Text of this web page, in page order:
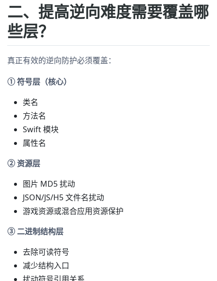
二、提高逆向难度需要覆盖哪
些层？
真正有效的逆向防护必须覆盖：
① 符号层（核心）
类名
方法名
Swift 模块
属性名
② 资源层
图片 MD5 扰动
JSON/JS/H5 文件名扰动
游戏资源或混合应用资源保护
③ 二进制结构层
去除可读符号
减少结构入口